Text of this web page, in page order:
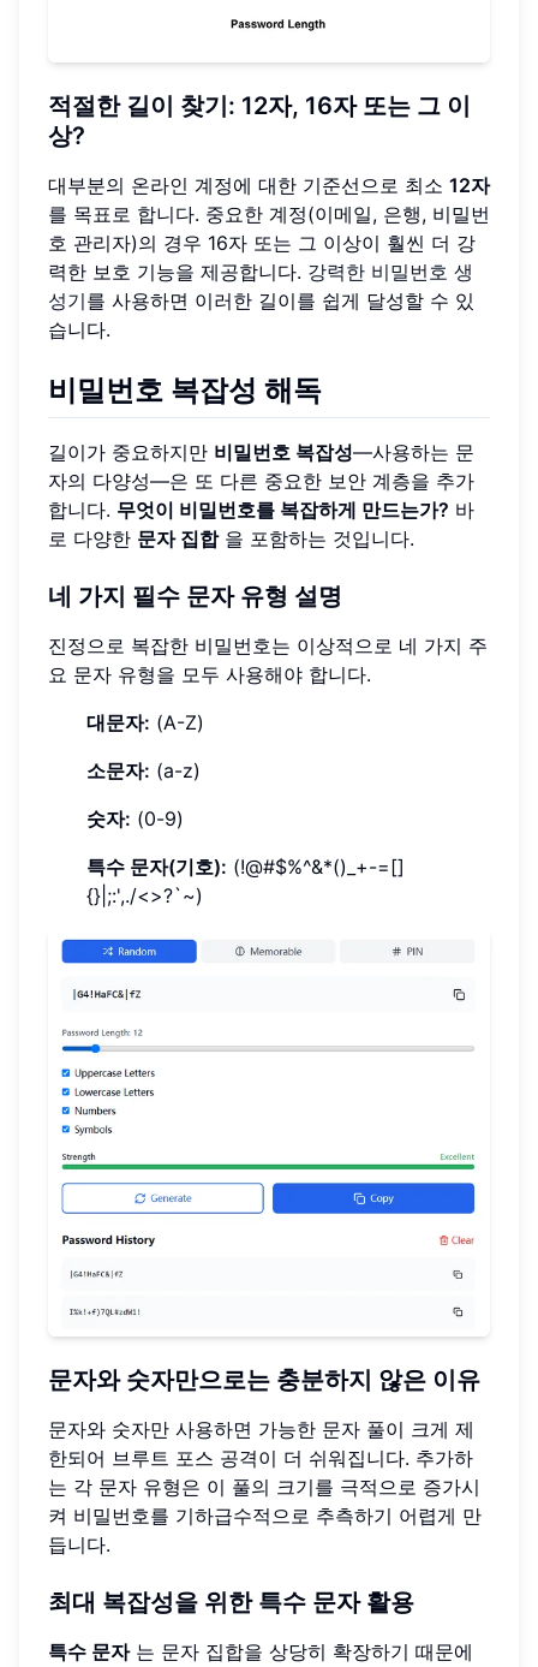
적절한 길이 찾기: 12자, 16자 또는 그 이
상?
대부분의 온라인 계정에 대한 기준선으로 최소 12자
를 목표로 합니다. 중요한 계정(이메일, 은행, 비밀번
호 관리자)의 경우 16자 또는 그 이상이 훨씬 더 강
력한 보호 기능을 제공합니다. 강력한 비밀번호 생
성기를 사용하면 이러한 길이를 쉽게 달성할 수 있
습니다.
비밀번호 복잡성 해독
길이가 중요하지만 비밀번호 복잡성—사용하는 문
자의 다양성—은 또 다른 중요한 보안 계층을 추가
합니다. 무엇이 비밀번호를 복잡하게 만드는가? 바
로 다양한 문자 집합을 포함하는 것입니다.
네 가지 필수 문자 유형 설명
진정으로 복잡한 비밀번호는 이상적으로 네 가지 주
요 문자 유형을 모두 사용해야 합니다.
대문자: (A-Z)
소문자: (a-z)
숫자: (0-9)
특수 문자(기호): (!@#$%^&*()_+-=[]
{}|;:',./<>?`~)
문자와 숫자만으로는 충분하지 않은 이유
문자와 숫자만 사용하면 가능한 문자 풀이 크게 제
한되어 브루트 포스 공격이 더 쉬워집니다. 추가하
는 각 문자 유형은 이 풀의 크기를 극적으로 증가시
켜 비밀번호를 기하급수적으로 추측하기 어렵게 만
듭니다.
최대 복잡성을 위한 특수 문자 활용
특수 문자는 문자 집합을 상당히 확장하기 때문에